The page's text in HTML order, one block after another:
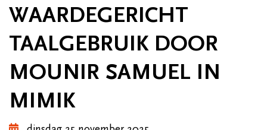
WAARDEGERICHT
TAALGEBRUIK DOOR
MOUNIR SAMUEL IN
MIMIK